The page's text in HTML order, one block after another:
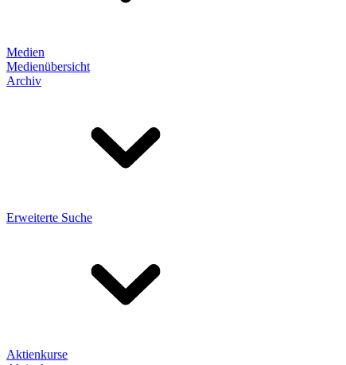
Medien
Medienübersicht
Archiv
Erweiterte Suche
Aktienkurse